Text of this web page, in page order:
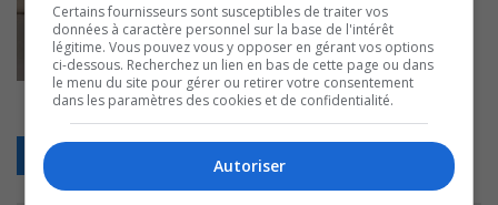
Certains fournisseurs sont susceptibles de traiter vos
données à caractère personnel sur la base de l'intérêt
légitime. Vous pouvez vous y opposer en gérant vos options
ci-dessous. Recherchez un lien en bas de cette page ou dans
le menu du site pour gérer ou retirer votre consentement
dans les paramètres des cookies et de confidentialité.
Autoriser